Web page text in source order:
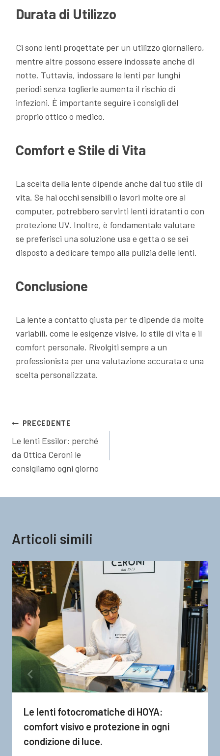
Durata di Utilizzo
Ci sono lenti progettate per un utilizzo giornaliero,
mentre altre possono essere indossate anche di
notte. Tuttavia, indossare le lenti per lunghi
periodi senza toglierle aumenta il rischio di
infezioni. È importante seguire i consigli del
proprio ottico o medico.
Comfort e Stile di Vita
La scelta della lente dipende anche dal tuo stile di
vita. Se hai occhi sensibili o lavori molte ore al
computer, potrebbero servirti lenti idratanti o con
protezione UV. Inoltre, è fondamentale valutare
se preferisci una soluzione usa e getta o se sei
disposto a dedicare tempo alla pulizia delle lenti.
Conclusione
La lente a contatto giusta per te dipende da molte
variabili, come le esigenze visive, lo stile di vita e il
comfort personale. Rivolgiti sempre a un
professionista per una valutazione accurata e una
scelta personalizzata.
Navigazione
articoli
PRECEDENTE
Le lenti Essilor: perché
da Ottica Ceroni le
consigliamo ogni giorno
Articoli simili
Le lenti fotocromatiche di HOYA:
comfort visivo e protezione in ogni
condizione di luce.